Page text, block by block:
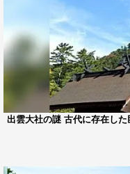
出雲大社の謎 古代に存在し